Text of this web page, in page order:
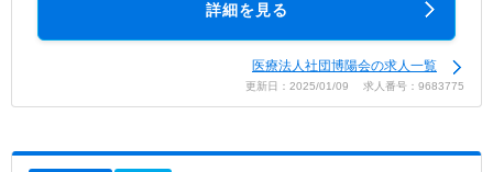
詳細を見る
医療法人社団博陽会の求人一覧
更新日：2025/01/09 求人番号：9683775